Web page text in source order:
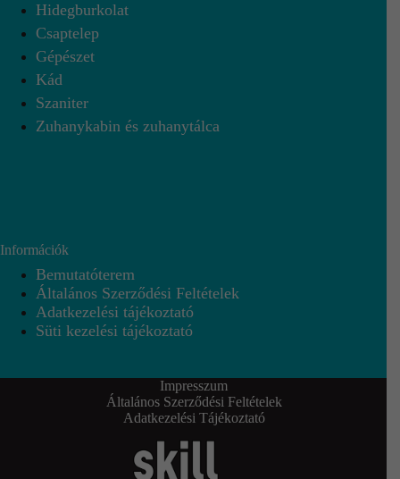
Hidegburkolat
Csaptelep
Gépészet
Kád
Szaniter
Zuhanykabin és zuhanytálca
Információk
Bemutatóterem
Általános Szerződési Feltételek
Adatkezelési tájékoztató
Süti kezelési tájékoztató
Impresszum
Általános Szerződési Feltételek
Adatkezelési Tájékoztató